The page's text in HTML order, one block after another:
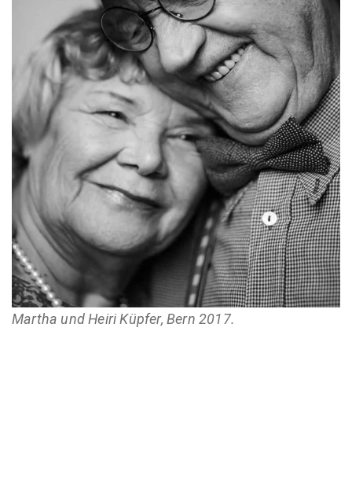
Martha und HeiriKüpfer, Bern 2017.